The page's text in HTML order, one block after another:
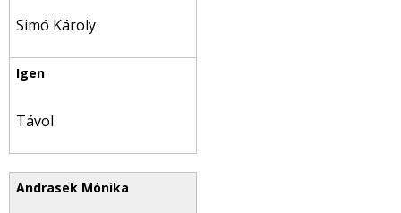
Simó Károly
Távol